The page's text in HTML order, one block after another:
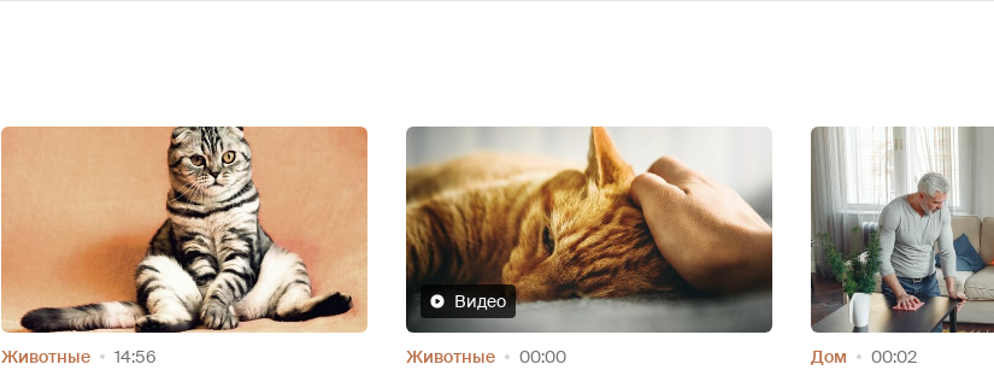
Животные 14:56
Видео
Животные 00:00 Дом 00:02